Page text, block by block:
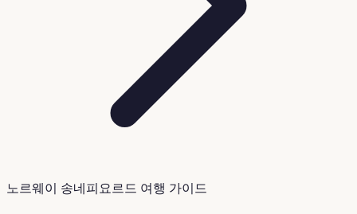
노르웨이 송네피요르드 여행 가이드